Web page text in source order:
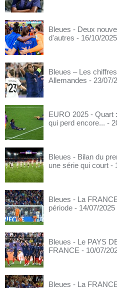
Bleues - Deux
d'autres - 16/10/2025
Bleues – Les
Allemandes - 23/07/
EURO 2025 - Quart
qui perd encore... -
Bleues - Bilan du
une série qui court -
Bleues - La
période - 14/07/2025
Bleues - Le PAYS
FRANCE - 10/07/
Bleues - La